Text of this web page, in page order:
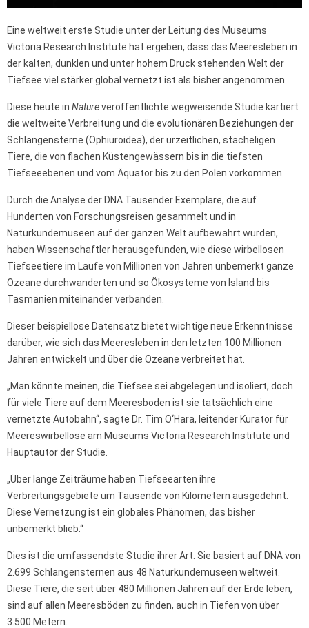
Eine weltweit erste Studie unter der Leitung des Museums
Victoria Research Institute hat ergeben, dass das Meeresleben in
der kalten, dunklen und unter hohem Druck stehenden Welt der
Tiefsee viel stärker global vernetzt ist als bisher angenommen.
Diese heute in Natureveröffentlichte wegweisende Studie kartiert
die weltweite Verbreitung und die evolutionären Beziehungen der
Schlangensterne (Ophiuroidea), der urzeitlichen, stacheligen
Tiere, die von flachen Küstengewässern bis in die tiefsten
Tiefseeebenen und vom Äquator bis zu den Polen vorkommen.
Durch die Analyse der DNA Tausender Exemplare, die auf
Hunderten von Forschungsreisen gesammelt und in
Naturkundemuseen auf der ganzen Welt aufbewahrt wurden,
haben Wissenschaftler herausgefunden, wie diese wirbellosen
Tiefseetiere im Laufe von Millionen von Jahren unbemerkt ganze
Ozeane durchwanderten und so Ökosysteme von Island bis
Tasmanien miteinander verbanden.
Dieser beispiellose Datensatz bietet wichtige neue Erkenntnisse
darüber, wie sich das Meeresleben in den letzten 100 Millionen
Jahren entwickelt und über die Ozeane verbreitet hat.
„Man könnte meinen, die Tiefsee sei abgelegen und isoliert, doch
für viele Tiere auf dem Meeresboden ist sie tatsächlich eine
vernetzte Autobahn“, sagte Dr. Tim O‘Hara, leitender Kurator für
Meereswirbellose am Museums Victoria Research Institute und
Hauptautor der Studie.
„Über lange Zeiträume haben Tiefseearten ihre
Verbreitungsgebiete um Tausende von Kilometern ausgedehnt.
Diese Vernetzung ist ein globales Phänomen, das bisher
unbemerkt blieb.“
Dies ist die umfassendste Studie ihrer Art. Sie basiert auf DNA von
2.699 Schlangensternen aus 48 Naturkundemuseen weltweit.
Diese Tiere, die seit über 480 Millionen Jahren auf der Erde leben,
sind auf allen Meeresböden zu finden, auch in Tiefen von über
3.500 Metern.